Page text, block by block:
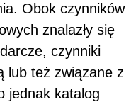
Obok czynników
znalazły się
czynniki
lub też związane z
jednak katalog